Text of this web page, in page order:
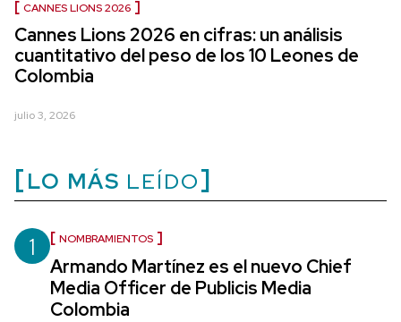
CANNES LIONS 2026
Cannes Lions 2026 en cifras: un análisis
cuantitativo del peso de los 10 Leones de
Colombia
julio 3, 2026
LO MÁS LEÍDO
1 NOMBRAMIENTOS
Armando Martínez es el nuevo Chief
Media Officer de Publicis Media
Colombia